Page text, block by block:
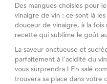
Des mangues choisies pour
vinaigre de vin : ce sont là
douceur de vinaigre, à la
recette qui sublime le goût
La saveur onctueuse et
parfaitement à l'acidité du
vous surprendra ! En salé
trouvera sa place dans votre